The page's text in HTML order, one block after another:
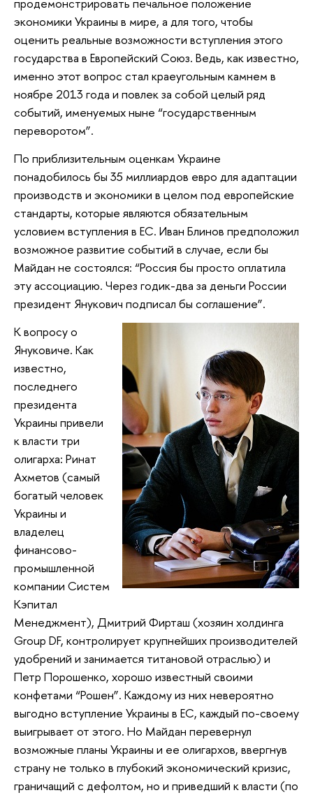
продемонстрировать печальное положение
экономики Украины в мире, а для того, чтобы
оценить реальные возможности вступления этого
государства в Европейский Союз. Ведь, как известно,
именно этот вопрос стал краеугольным камнем в
ноябре 2013 года и повлек за собой целый ряд
событий, именуемых ныне “государственным
переворотом”.
По приблизительным оценкам Украине
понадобилось бы 35 миллиардов евро для адаптации
производств и экономики в целом под европейские
стандарты, которые являются обязательным
условием вступления в ЕС. Иван Блинов предположил
возможное развитие событий в случае, если бы
Майдан не состоялся: “Россия бы просто оплатила
эту ассоциацию. Через годик-два за деньги России
президент Янукович подписал бы соглашение”.
К вопросу о
Януковиче. Как
известно,
последнего
президента
Украины привели
к власти три
олигарха: Ринат
Ахметов (самый
богатый человек
Украины и
владелец
финансово-
промышленной
компании Систем
Кэпитал
Менеджмент), Дмитрий Фирташ (хозяин холдинга
Group DF, контролирует крупнейших производителей
удобрений и занимается титановой отраслью) и
Петр Порошенко, хорошо известный своими
конфетами “Рошен”. Каждому из них невероятно
выгодно вступление Украины в ЕС, каждый по-своему
выигрывает от этого. Но Майдан перевернул
возможные планы Украины и ее олигархов, ввергнув
страну не только в глубокий экономический кризис,
граничащий с дефолтом, но и приведший к власти (по